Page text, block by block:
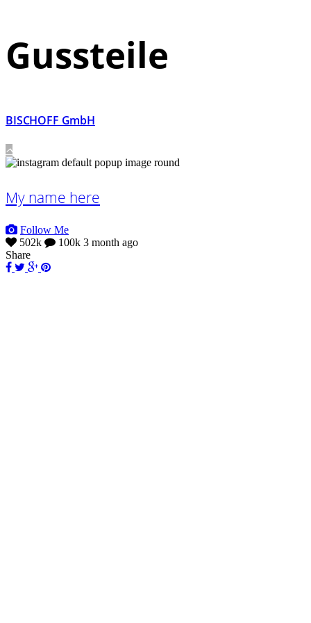
Gussteile
BISCHOFF GmbH
My name here
Follow Me
502k
100k 3 month ago
Share